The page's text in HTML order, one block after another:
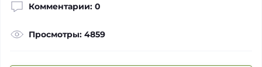
Комментарии: 0
Просмотры: 4859